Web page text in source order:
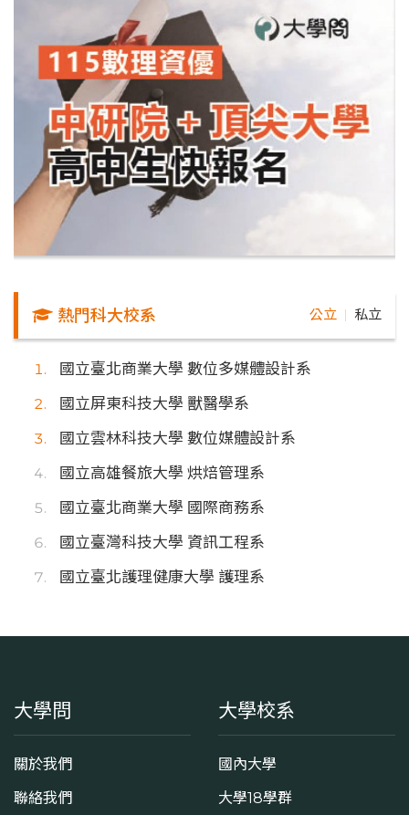
熱門科大校系 公立 私立
國立臺北商業大學 數位多媒體設計系
國立屏東科技大學 獸醫學系
國立雲林科技大學 數位媒體設計系
國立高雄餐旅大學 烘焙管理系
國立臺北商業大學 國際商務系
國立臺灣科技大學 資訊工程系
國立臺北護理健康大學 護理系
大學問
關於我們
聯絡我們
大學校系
國內大學
大學18學群